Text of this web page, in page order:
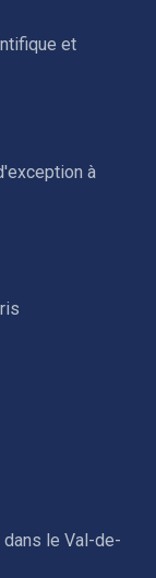
et
à
le Val-de-